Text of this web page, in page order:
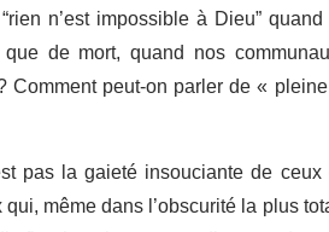
n’est impossible à Dieu”
de mort, quand nos
Comment peut-on parler de «
pas la gaieté insouciante de
même dans l’obscurité la plus